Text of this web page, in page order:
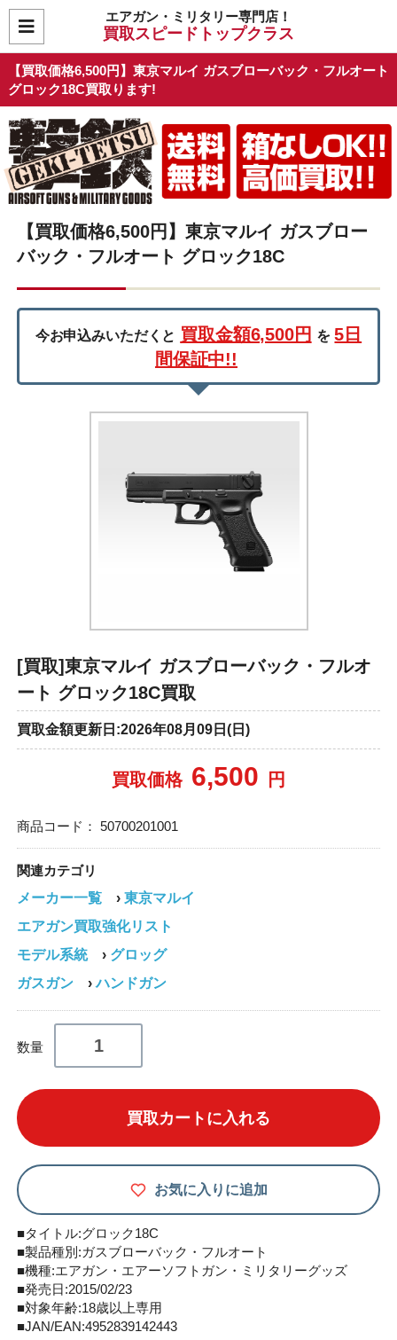
エアガン・ミリタリー専門店！
買取スピードトップクラス
【買取価格6,500円】東京マルイ ガスブローバック・フルオート
グロック18C買取ります!
【買取価格6,500円】東京マルイ ガスブロー
バック・フルオート グロック18C
今お申込みいただくと 買取金額6,500円 を 5日
間保証中!!
[買取]東京マルイ ガスブローバック・フルオ
ート グロック18C買取
買取金額更新日:2026年08月09日(日)
買取価格 6,500 円
商品コード： 50700201001
関連カテゴリ
メーカー一覧
› 東京マルイ
エアガン買取強化リスト
モデル系統
› グロッグ
ガスガン
›ハンドガン
数量
買取カートに入れる
お気に入りに追加
■タイトル:グロック18C
■製品種別:ガスブローバック・フルオート
■機種:エアガン・エアーソフトガン・ミリタリーグッズ
■発売日:2015/02/23
■対象年齢:18歳以上専用
■JAN/EAN:4952839142443